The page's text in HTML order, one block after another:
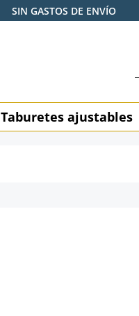
SIN GASTOS DE ENVÍO
Taburetes ajustables